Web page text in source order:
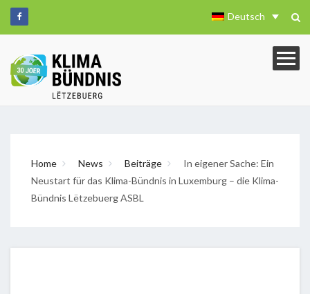
Deutsch
Home News Beiträge
In eigener Sache: Ein
Neustart für das Klima-Bündnis in Luxemburg – die Klima-
Bündnis Lëtzebuerg ASBL